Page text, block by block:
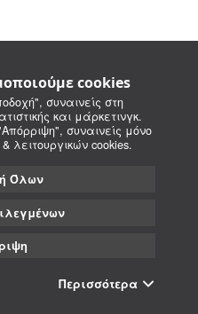
cookies
συναινείς στη
και μάρκετινγκ.
συναινείς μόνο
λειτουργικών cookies.
Όλων
Περισσότερα